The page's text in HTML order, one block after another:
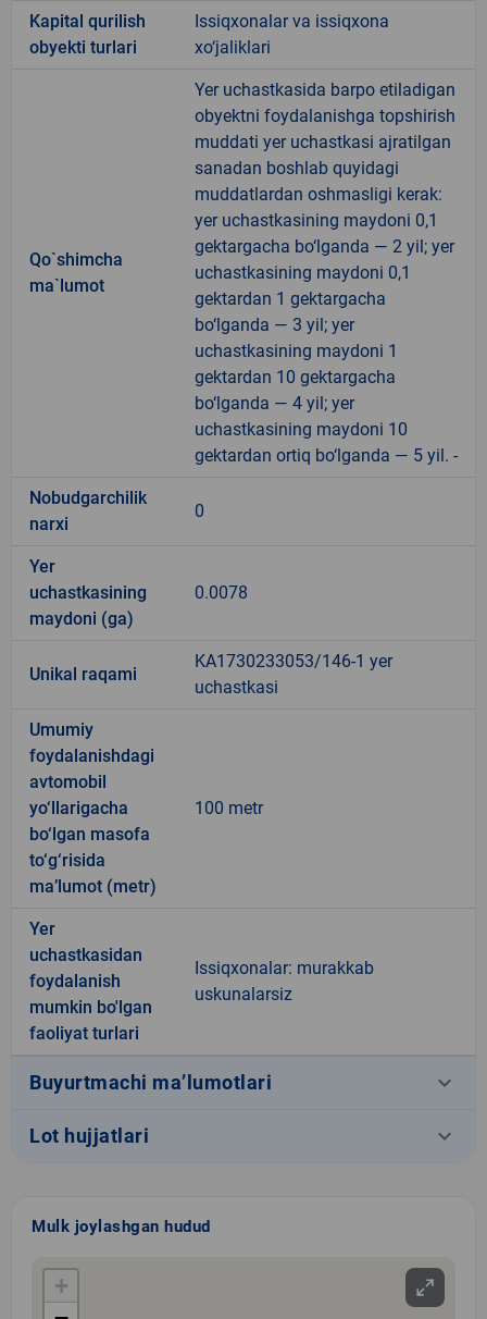
Kapital qurilish
obyekti turlari
Issiqxonalar va issiqxona
xo‘jaliklari
Qo`shimcha
ma`lumot
Yer uchastkasida barpo etiladigan
obyektni foydalanishga topshirish
muddati yer uchastkasi ajratilgan
sanadan boshlab quyidagi
muddatlardan oshmasligi kerak:
yer uchastkasining maydoni 0,1
gektargacha bo‘lganda — 2 yil; yer
uchastkasining maydoni 0,1
gektardan 1 gektargacha
bo‘lganda — 3 yil; yer
uchastkasining maydoni 1
gektardan 10 gektargacha
bo‘lganda — 4 yil; yer
uchastkasining maydoni 10
gektardan ortiq bo‘lganda — 5 yil. -
Nobudgarchilik
narxi
0
Yer
uchastkasining
maydoni (ga)
0.0078
Unikal raqami
KA1730233053/146-1 yer
uchastkasi
Umumiy
foydalanishdagi
avtomobil
yo‘llarigacha
bo‘lgan masofa
to‘g‘risida
ma’lumot (metr)
100 metr
Yer
uchastkasidan
foydalanish
mumkin bo'lgan
faoliyat turlari
Issiqxonalar: murakkab
uskunalarsiz
Buyurtmachi ma’lumotlari keyboard_arrow_down
Lot hujjatlari keyboard_arrow_down
Mulk joylashgan hudud
+